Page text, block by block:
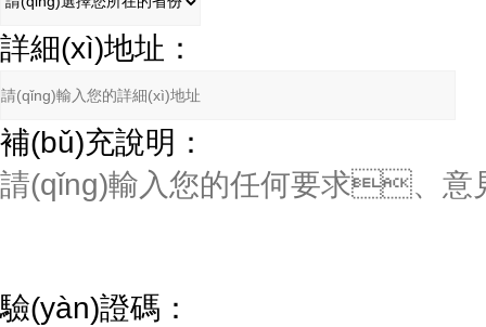
詳細(xì)地址：
補(bǔ)充說明：
驗(yàn)證碼：